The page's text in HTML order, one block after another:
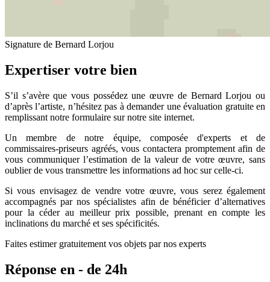
Signature de Bernard Lorjou
Expertiser votre bien
S’il s’avère que vous possédez une œuvre de Bernard Lorjou ou
d’après l’artiste, n’hésitez pas à demander une évaluation gratuite en
remplissant notre formulaire sur notre site internet.
Un membre de notre équipe, composée d'experts et de
commissaires-priseurs agréés, vous contactera promptement afin de
vous communiquer l’estimation de la valeur de votre œuvre, sans
oublier de vous transmettre les informations ad hoc sur celle-ci.
Si vous envisagez de vendre votre œuvre, vous serez également
accompagnés par nos spécialistes afin de bénéficier d’alternatives
pour la céder au meilleur prix possible, prenant en compte les
inclinations du marché et ses spécificités.
Faites estimer gratuitement vos objets par nos experts
Réponse en - de 24h